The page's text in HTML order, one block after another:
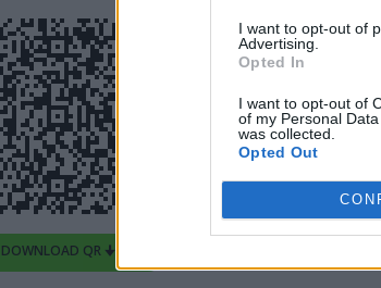
I want to opt-out of
Advertising.
Opted In
I want to opt-out of
of my Personal
was collected.
Opted Out
DOWNLOAD QR 🠋